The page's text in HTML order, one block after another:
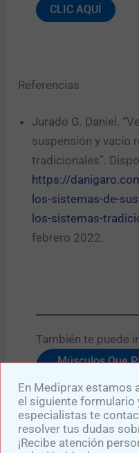
CLIC AQUÍ
Referencias
Jurado G. Daniel.
suspensión y vacío
tradicionales”.
https://
los-sistemas-de-
los-sistemas-
febrero 2022.
También te puede
Músculos Que
Cómo Prevenir
Consejos Para
En Mediprax estamos
el siguiente formulario
especialistas te
resolver tus dudas
¡Recibe atención